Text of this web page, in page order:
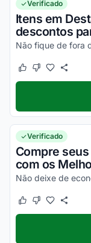
Verificado
Itens em
descontos
Este cupom
Este cupom
Verificado
Compre
com os
Este cupom
Este cupom